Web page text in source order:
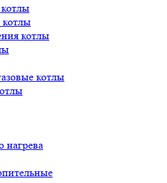
котлы
котлы
котлы
нагрева